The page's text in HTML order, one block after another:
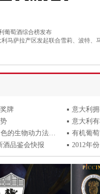
葡萄酒综合榜发布
马萨拉产区发起联合雪莉、波特、
牌
意大利
意大利
意大利Merano葡萄酒节上10款表现出色的生物动力法葡萄酒
有机葡
酒品鉴会快报
2012年